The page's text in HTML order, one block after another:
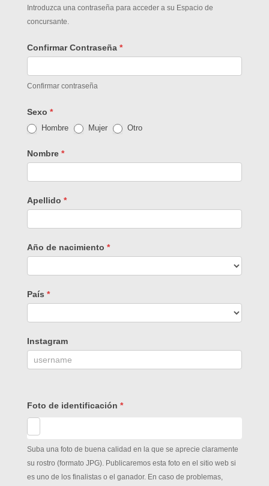
Introduzca una contraseña para acceder a su Espacio de
concursante.
Confirmar Contraseña *
Confirmar contraseña
Sexo *
Hombre Mujer Otro
Nombre *
Apellido *
Año de nacimiento *
País *
Instagram
Foto de identificación *
Suba una foto de buena calidad en la que se aprecie claramente
su rostro (formato JPG). Publicaremos esta foto en el sitio web si
es uno de los finalistas o el ganador. En caso de problemas,